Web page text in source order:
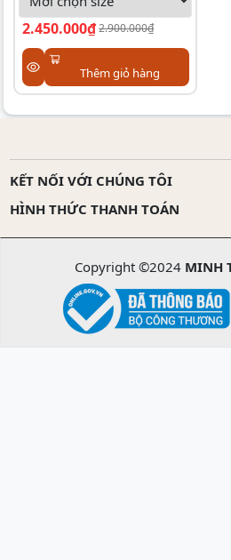
2.450.000₫ 2.900.000₫
Thêm giỏ hàng
KẾT NỐI VỚI CHÚNG TÔI
HÌNH THỨC THANH TOÁN
Copyright ©2024 MINH